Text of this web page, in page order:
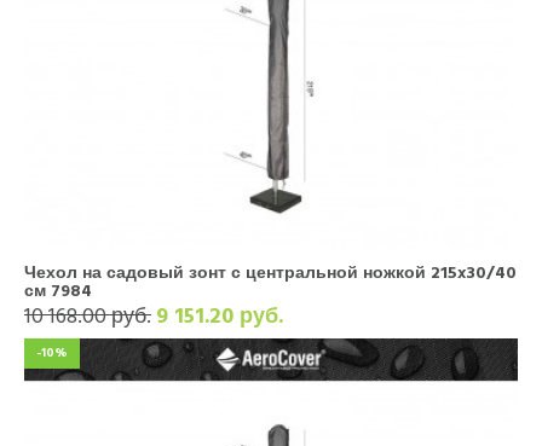
Чехол на садовый зонт с центральной ножкой 215x30/40
см 7984
10 168.00 руб.9 151.20 руб.
-10%